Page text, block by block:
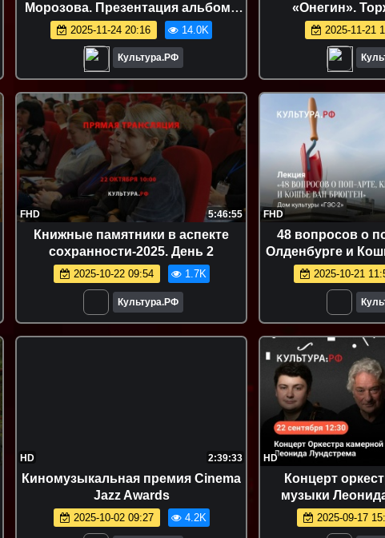
Морозова. Презентация альбома
«Размышления»
2025-11-24 20:16 14.0K
Культура.РФ
«Онегин».
церемония
концерт звезд
2025-11-21
FHD 5:46:55
Книжные памятники в аспекте
сохранности-2025. День 2
2025-10-22 09:54 1.7K
Культура.РФ
FHD
48 вопросов о
Олденбурге и
2025-10-21
HD 2:39:33
Киномузыкальная премия Cinema
Jazz Awards
2025-10-02 09:27 4.2K
HD
Концерт
музыки
2025-09-17